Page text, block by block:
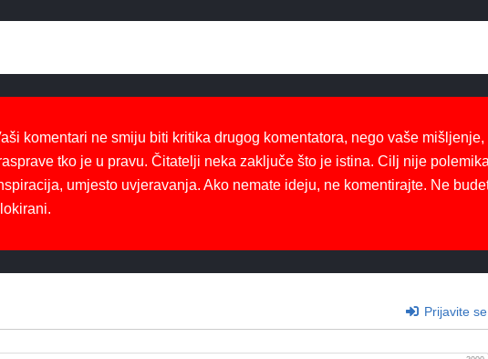
komentari ne smiju biti kritika drugog komentatora, nego vaše mišljenje,
tko je u pravu. Čitatelji neka zaključe što je istina. Cilj nije
umjesto uvjeravanja. Ako nemate ideju, ne komentirajte. Ne
Prijavite se